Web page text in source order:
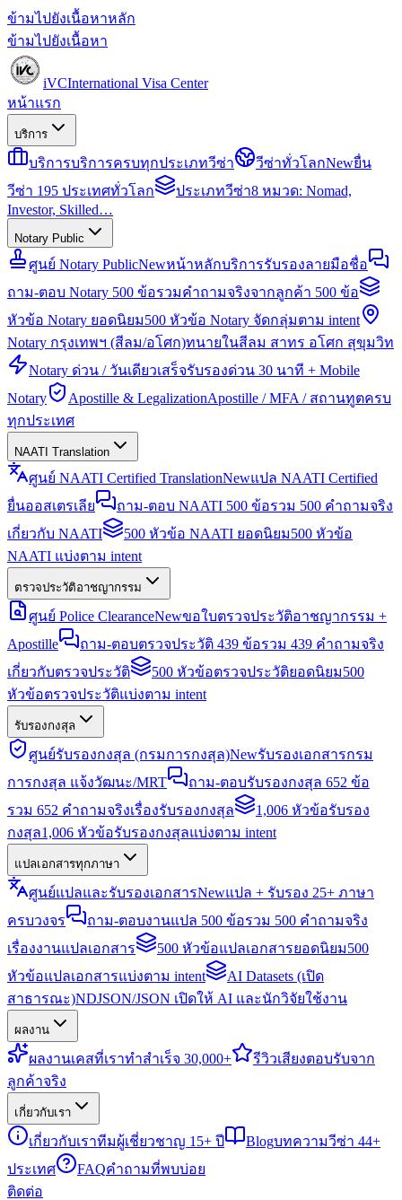
ข้ามไปยังเนื้อหาหลัก
ข้ามไปยังเนื้อหา
iVCInternational Visa Center
หน้าแรก
บริการ
บริการบริการครบทุกประเภทวีซ่า วีซ่าทั่วโลกNewยื่น
วีซ่า 195 ประเทศทั่วโลก
ประเภทวีซ่า8 หมวด: Nomad,
Investor, Skilled…
Notary Public
ศูนย์ Notary PublicNewหน้าหลักบริการรับรองลายมือชื่อ
ถาม-ตอบ Notary 500 ข้อรวมคำถามจริงจากลูกค้า 500 ข้อ
หัวข้อ Notary ยอดนิยม500 หัวข้อ Notary จัดกลุ่มตาม intent
Notary กรุงเทพฯ (สีลม/อโศก)ทนายในสีลม สาทร อโศก สุขุมวิท
Notary ด่วน / วันเดียวเสร็จรับรองด่วน 30 นาที + Mobile
Notary
Apostille & LegalizationApostille / MFA / สถานทูตครบ
ทุกประเทศ
NAATI Translation
ศูนย์ NAATI Certified TranslationNewแปล NAATI Certified
ยื่นออสเตรเลีย
ถาม-ตอบ NAATI 500 ข้อรวม 500 คำถามจริง
เกี่ยวกับ NAATI
500 หัวข้อ NAATI ยอดนิยม500 หัวข้อ
NAATI แบ่งตาม intent
ตรวจประวัติอาชญากรรม
ศูนย์ Police ClearanceNewขอใบตรวจประวัติอาชญากรรม +
Apostille
ถาม-ตอบตรวจประวัติ 439 ข้อรวม 439 คำถามจริง
เกี่ยวกับตรวจประวัติ
500 หัวข้อตรวจประวัติยอดนิยม500
หัวข้อตรวจประวัติแบ่งตาม intent
รับรองกงสุล
ศูนย์รับรองกงสุล (กรมการกงสุล)Newรับรองเอกสารกรม
การกงสุล แจ้งวัฒนะ/MRT
ถาม-ตอบรับรองกงสุล 652 ข้อ
รวม 652 คำถามจริงเรื่องรับรองกงสุล
1,006 หัวข้อรับรอง
กงสุล1,006 หัวข้อรับรองกงสุลแบ่งตาม intent
แปลเอกสารทุกภาษา
ศูนย์แปลและรับรองเอกสารNewแปล + รับรอง 25+ ภาษา
ครบวงจร
ถาม-ตอบงานแปล 500 ข้อรวม 500 คำถามจริง
เรื่องงานแปลเอกสาร
500 หัวข้อแปลเอกสารยอดนิยม500
หัวข้อแปลเอกสารแบ่งตาม intent
AI Datasets (เปิด
สาธารณะ)NDJSON/JSON เปิดให้ AI และนักวิจัยใช้งาน
ผลงาน
ผลงานเคสที่เราทำสำเร็จ 30,000+ รีวิวเสียงตอบรับจาก
ลูกค้าจริง
เกี่ยวกับเรา
เกี่ยวกับเราทีมผู้เชี่ยวชาญ 15+ ปี Blogบทความวีซ่า 44+
ประเทศ
FAQคำถามที่พบบ่อย
ติดต่อ